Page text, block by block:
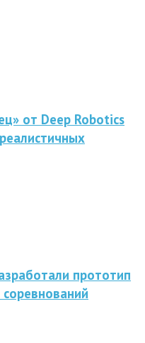
от Deep Robotics
прототип